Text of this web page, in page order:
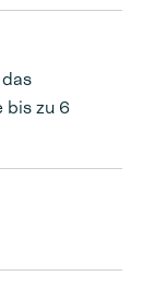
bis zu 6